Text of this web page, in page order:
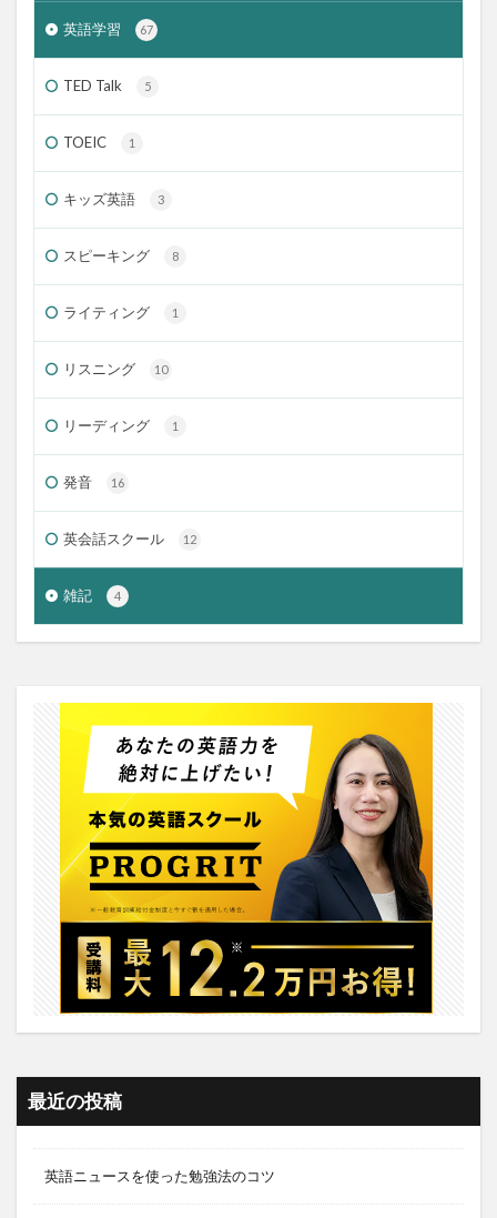
英語学習 67
TED Talk 5
TOEIC 1
キッズ英語 3
スピーキング 8
ライティング 1
リスニング 10
リーディング 1
発音 16
英会話スクール 12
雑記 4
最近の投稿
英語ニュースを使った勉強法のコツ